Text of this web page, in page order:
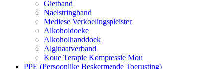
Gietband
Naelstringband
Mediese Verkoelingspleister
Alkoholdoeke
Alkoholhanddoek
Alginaatverband
Koue Terapie Kompressie Mou
PPE (Persoonlike Beskermende Toerusting)